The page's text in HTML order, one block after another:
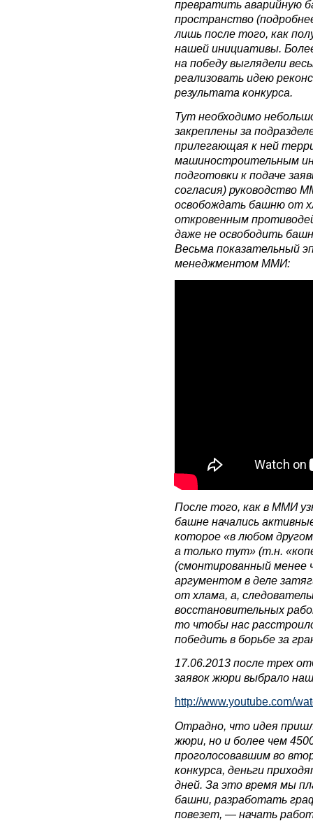
превратить аварийную
пространство
лишь после того, как
нашей инициативы.
на победу выглядели
реализовать идею
результата конкурса.
Тут необходимо
закреплены за
прилегающая к ней
машиностроительным
подготовки к подаче
согласия) руководство
освобождать башню от
откровенным
даже не освободить
Весьма показательный
менеджментом ММИ:
После того, как в ММИ
башне начались
которое «в любом
а только тут» (т.н.
(смонтированный менее
аргументом в деле
от хлама, а,
восстановительных
то чтобы нас
победить в борьбе за
17.06.2013 после трех
заявок жюри выбрало
http://www.youtube.com/
Отрадно, что идея
жюри, но и более чем
проголосовавшим во
конкурса, деньги
дней. За это время мы
башни, разработать
повезет, — начать